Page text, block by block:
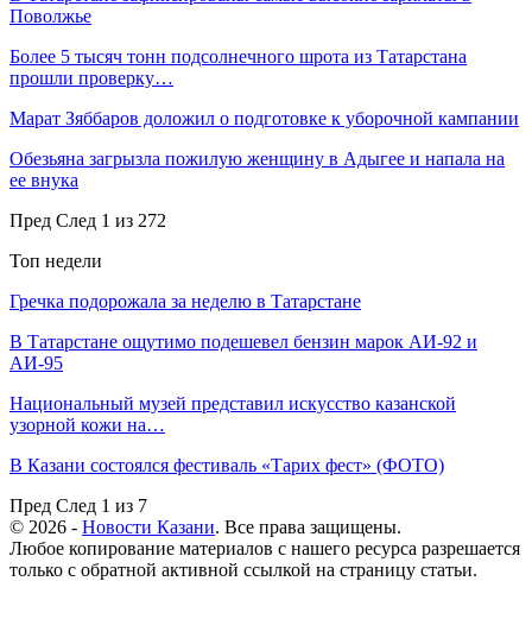
Поволжье
Более 5 тысяч тонн подсолнечного шрота из Татарстана
прошли проверку…
Марат Зяббаров доложил о подготовке к уборочной кампании
Обезьяна загрызла пожилую женщину в Адыгее и напала на
ее внука
Пред След 1 из 272
Топ недели
Гречка подорожала за неделю в Татарстане
В Татарстане ощутимо подешевел бензин марок АИ-92 и
АИ-95
Национальный музей представил искусство казанской
узорной кожи на…
В Казани состоялся фестиваль «Тарих фест» (ФОТО)
Пред След 1 из 7
© 2026 - Новости Казани. Все права защищены.
Любое копирование материалов с нашего ресурса разрешается
только с обратной активной ссылкой на страницу статьи.